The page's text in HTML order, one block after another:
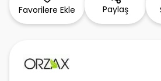
Favorilere Ekle Paylaş